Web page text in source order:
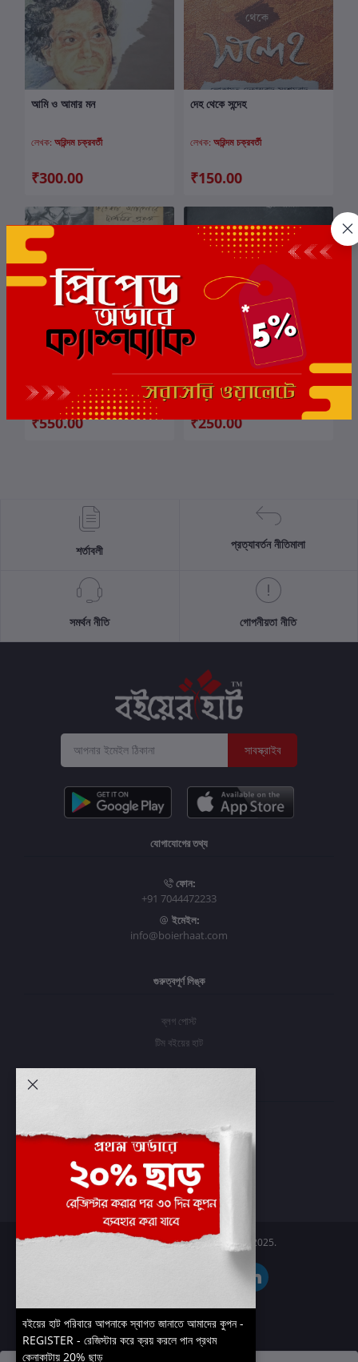
কার্টে যোগ করুন
আমি ও আমার মন
লেখক: অরিন্দম চক্রবর্তী
₹300.00
কার্টে যোগ করুন
দেহ থেকে সন্দেহ
লেখক: অরিন্দম চক্রবর্তী
₹150.00
কার্টে যোগ করুন
ভাতকাপড়ের ভাবনা এবং কয়েকটি
আটপৌরে দার্শনিক প্রয়াস
লেখক: অরিন্দম চক্রবর্তী
₹550.00
কার্টে যোগ করুন
দেহ গেহ বন্ধুত্ব : ছটি শারীরক তর্ক
লেখক:অরিন্দম চক্রবর্তী
₹250.00
শর্তাবলী প্রত্যাবর্তন নীতিমালা
সমর্থন নীতি গোপনীয়তা নীতি
সাবস্ক্রাইব
যোগাযোগের তথ্য
ফোন:
+91 7044472233
ইমেইল:
info@boierhaat.com
গুরুত্বপূর্ণ লিঙ্ক
ব্লগ পোস্ট
টিম বইয়ের হাট
প্রবেশ করুন
অর্ডার ইতিহাস
আমার ইচ্ছাগুলি
অর্ডার ট্র্যাকিং
Boier Haat™ | © All rights reserved 2025.
বইয়ের হাট পরিবারে আপনাকে স্বাগত জানাতে আমাদের কুপন -
REGISTER - রেজিস্টার করে ক্রয় করলে পান প্রথম
কেনাকাটায় 20% ছাড়